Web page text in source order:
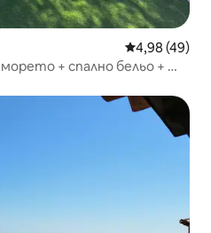
Средна
4,98 (49)
+ спално бельо + Wi